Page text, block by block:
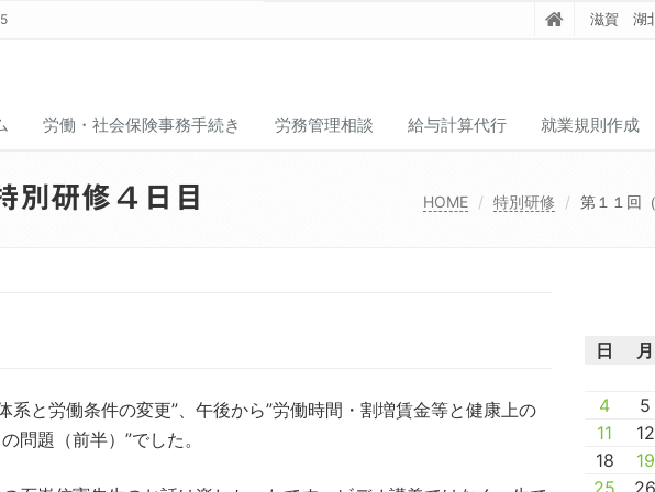
滋賀 湖
労働・社会保険事務手続き 労務管理相談 給与計算代行 就業規則作成
別研修４日目 HOME 特別研修 第１１回
と労働条件の変更”、午後から”労働時間・割増賃金等と健康上の
問題（前半）”でした。
日
月
4
5
11
12
18
19